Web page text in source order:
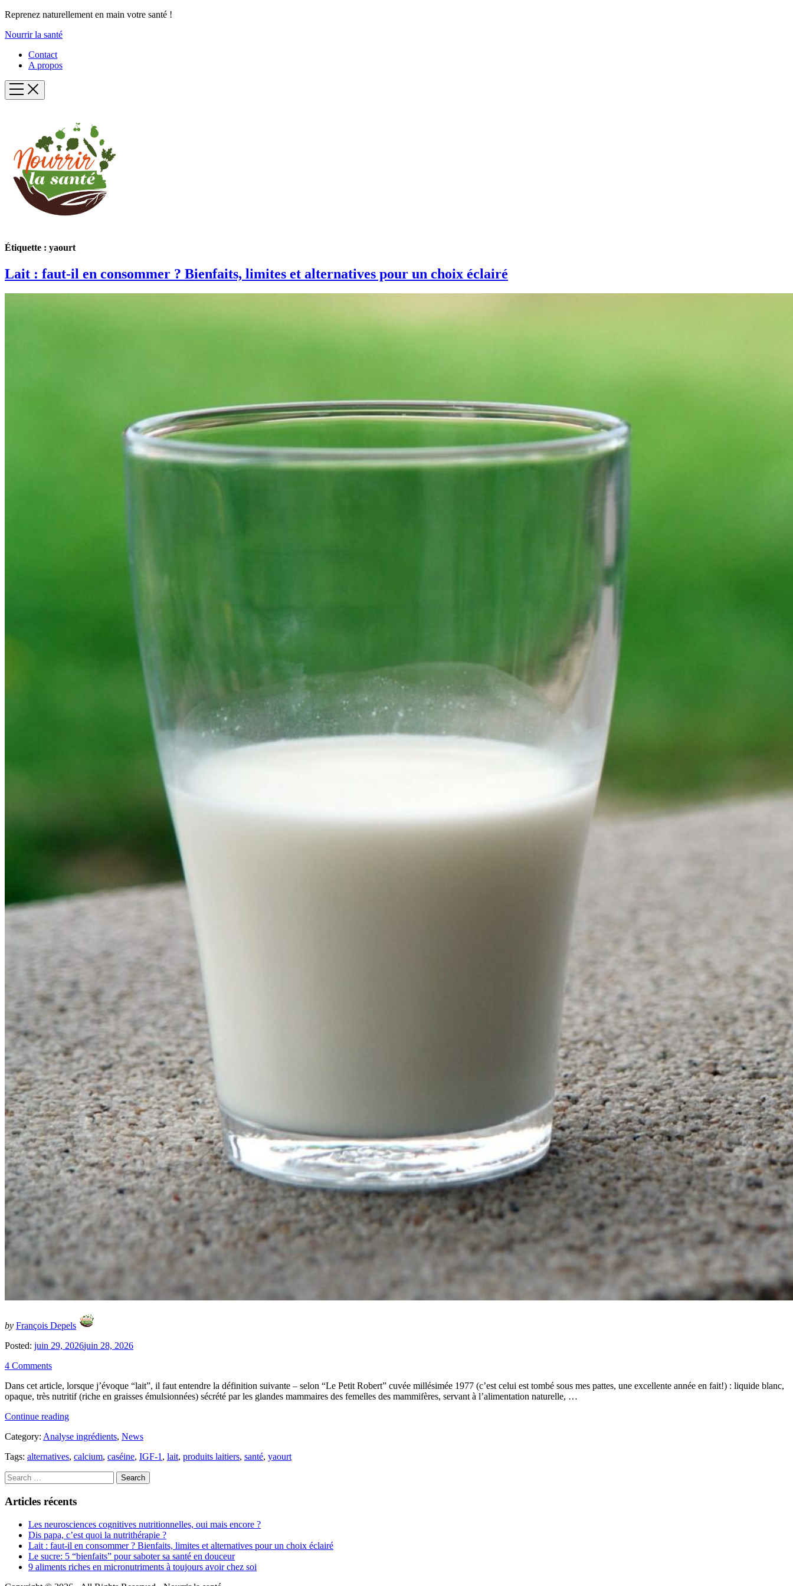
Reprenez naturellement en main votre santé !
Nourrir la santé
Contact
A propos
Étiquette : yaourt
Lait : faut-il en consommer ? Bienfaits, limites et alternatives pour un choix éclairé
by François Depels
Posted: juin 29, 2026juin 28, 2026
4 Comments
Dans cet article, lorsque j’évoque “lait”, il faut entendre la définition suivante – selon “Le Petit Robert” cuvée millésimée 1977 (c’est celui est tombé sous mes pattes, une excellente année en fait!) : liquide blanc,
opaque, très nutritif (riche en graisses émulsionnées) sécrété par les glandes mammaires des femelles des mammifères, servant à l’alimentation naturelle, …
Continue reading« Lait
faut-
en
consommer
limites
alternatives
pour
un
choix
éclairé »
Category: Analyse ingrédients, News
Tags: alternatives, calcium, caséine, IGF-1, lait, produits laitiers, santé, yaourt
Search
Articles récents
Les neurosciences cognitives nutritionnelles, oui mais encore ?
Dis papa, c’est quoi la nutrithérapie ?
Lait : faut-il en consommer ? Bienfaits, limites et alternatives pour un choix éclairé
Le sucre: 5 “bienfaits” pour saboter sa santé en douceur
9 aliments riches en micronutriments à toujours avoir chez soi